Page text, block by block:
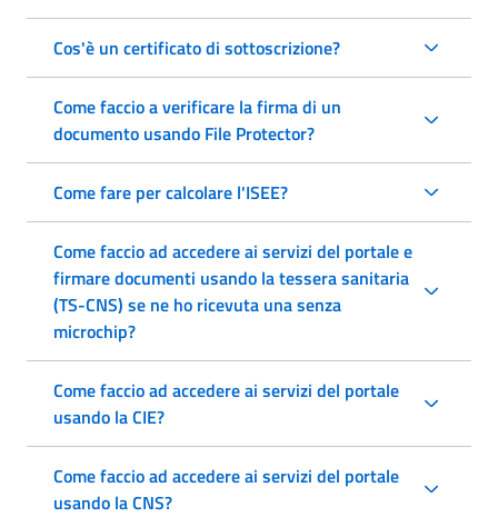
Cos'è un certificato di sottoscrizione?
Come faccio a verificare la firma di un
documento usando File Protector?
Come fare per calcolare l'ISEE?
Come faccio ad accedere ai servizi del portale e
firmare documenti usando la tessera sanitaria
(TS-CNS) se ne ho ricevuta una senza
microchip?
Come faccio ad accedere ai servizi del portale
usando la CIE?
Come faccio ad accedere ai servizi del portale
usando la CNS?